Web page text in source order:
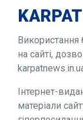
KARPAT
Використання
на сайті,
Інтернет-
матеріали